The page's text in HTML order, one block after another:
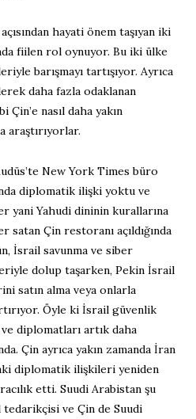
hayati önem taşıyan iki
fiilen rol oynuyor. Bu iki ülke
barışmayı tartışıyor. Ayrıca
daha fazla odaklanan
Çin’e nasıl daha yakın
araştırıyorlar.
New York Times büro
diplomatik ilişki yoktu ve
yani Yahudi dininin kurallarına
satan Çin restoranı açıldığında
İsrail savunma ve siber
dolup taşarken, Pekin İsrail
satın alma veya onlarla
Öyle ki İsrail güvenlik
diplomatları artık daha
Çin ayrıca yakın zamanda İran
diplomatik ilişkileri yeniden
etti. Suudi Arabistan şu
tedarikçisi ve Çin de Suudi